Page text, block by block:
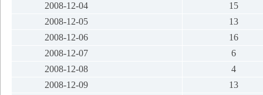
2008-12-04
15
2008-12-05
13
2008-12-06
16
2008-12-07
6
2008-12-08
4
2008-12-09
13